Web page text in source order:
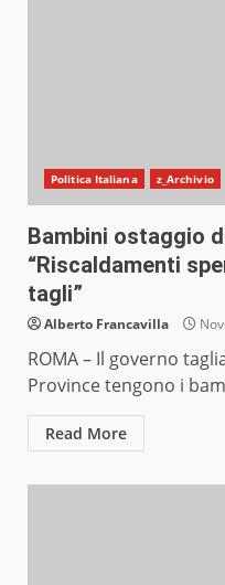
Politica Italiana z_Archivio
Bambini ostaggio
“Riscaldamenti
tagli”
Alberto Francavilla
ROMA – Il governo
Province tengono i
Read More